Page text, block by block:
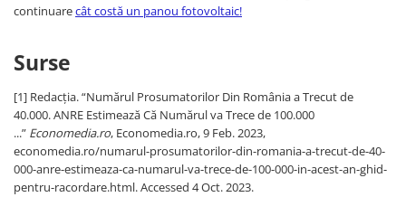
continuarecât costă un panou fotovoltaic!
Surse
[1] Redacția. “Numărul Prosumatorilor Din România a Trecut de
40.000. ANRE Estimează Că Numărul va Trece de 100.000
...” Economedia.ro, Economedia.ro, 9 Feb. 2023,
economedia.ro/numarul-prosumatorilor-din-romania-a-trecut-de-40-
000-anre-estimeaza-ca-numarul-va-trece-de-100-000-in-acest-an-ghid-
pentru-racordare.html. Accessed 4 Oct. 2023.